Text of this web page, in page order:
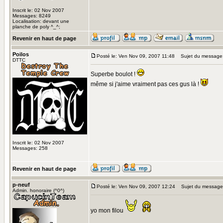
Inscrit le: 02 Nov 2007
Messages: 8249
Localisation: devant une
planche de poly ^_^;
Revenir en haut de page
Poilos
DTTC
Inscrit le: 02 Nov 2007
Messages: 258
Posté le: Ven Nov 09, 2007 11:48 Sujet du
Superbe boulot !
même si j'aime vraiment pas ces gus là !
Revenir en haut de page
p-neuf
Admin. honoraire (^0^)
Posté le: Ven Nov 09, 2007 12:24 Sujet du
yo mon filou